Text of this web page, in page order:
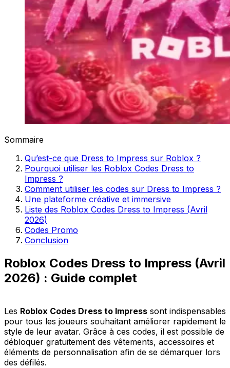
Sommaire
Qu’est-ce que Dress to Impress sur Roblox ?
Pourquoi utiliser les Roblox Codes Dress to
Impress ?
Comment utiliser les codes sur Dress to Impress ?
Une plateforme créative et immersive
Liste des Roblox Codes Dress to Impress (Avril
2026)
Codes Promo
Conclusion
Roblox Codes Dress to Impress (Avril
2026) : Guide complet
Les Roblox Codes Dress to Impress sont indispensables
pour tous les joueurs souhaitant améliorer rapidement le
style de leur avatar. Grâce à ces codes, il est possible de
débloquer gratuitement des vêtements, accessoires et
éléments de personnalisation afin de se démarquer lors
des défilés.